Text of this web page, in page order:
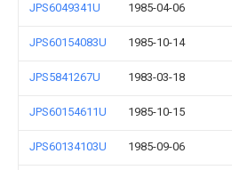
JPS6049341U 1985-04-06
JPS60154083U 1985-10-14
JPS5841267U 1983-03-18
JPS60154611U 1985-10-15
JPS60134103U 1985-09-06